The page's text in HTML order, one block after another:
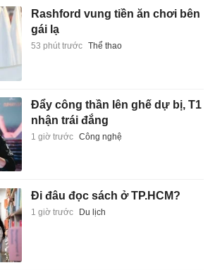
Rashford vung tiền ăn chơi bên
gái lạ
53 phút trước Thể thao
Đẩy công thần lên ghế dự bị, T1
nhận trái đắng
1 giờ trước Công nghệ
Đi đâu đọc sách ở TP.HCM?
1 giờ trước Du lịch